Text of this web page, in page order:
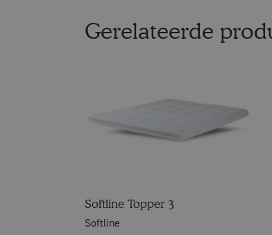
Gerelateerde
Softline Topper 3
Softline